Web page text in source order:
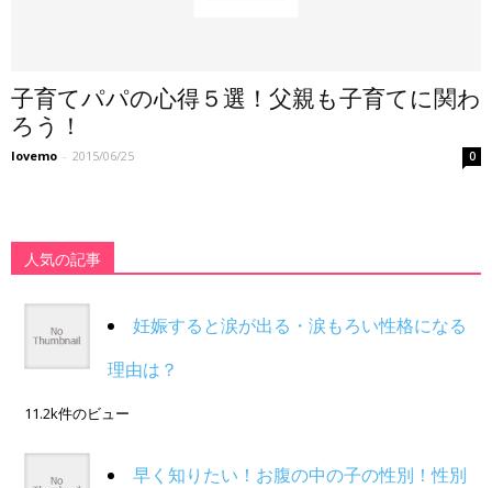
子育てパパの心得５選！父親も子育てに関わ
ろう！
lovemo - 2015/06/25 0
人気の記事
妊娠すると涙が出る・涙もろい性格になる
理由は？
11.2k件のビュー
早く知りたい！お腹の中の子の性別！性別